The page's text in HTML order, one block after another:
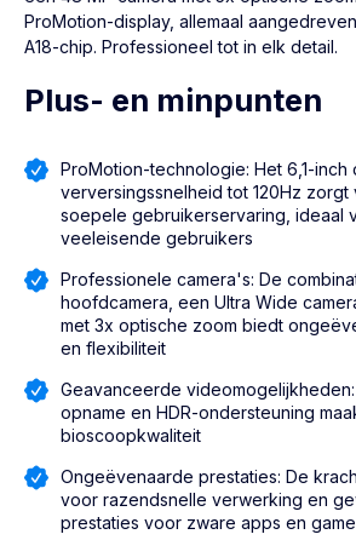
ProMotion-display, allemaal
A18-chip. Professioneel tot in elk detail.
Plus- en minpunten
ProMotion-technologie: Het 6,1-inch
verversingssnelheid tot 120Hz zorgt
soepele gebruikerservaring, ideaal
veeleisende gebruikers
Professionele camera's: De
hoofdcamera, een Ultra Wide
met 3x optische zoom biedt
en flexibiliteit
Geavanceerde
opname en HDR-ondersteuning
bioscoopkwaliteit
Ongeëvenaarde prestaties: De
voor razendsnelle verwerking en
prestaties voor zware apps en